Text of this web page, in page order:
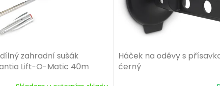
zahradní sušák
Lift-O-Matic 40m
Háček na oděvy s
černý